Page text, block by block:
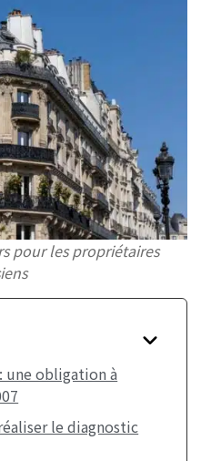
pour les propriétaires
une obligation à
le diagnostic